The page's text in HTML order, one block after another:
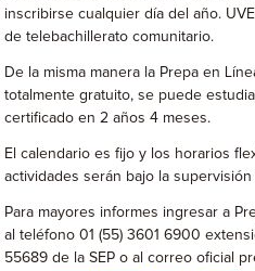
inscribirse cualquier día del año.
de telebachillerato comunitario.
De la misma manera la Prepa en
totalmente gratuito, se puede
certificado en 2 años 4 meses.
El calendario es fijo y los horarios
actividades serán bajo la
Para mayores informes ingresar a
al teléfono 01 (55) 3601 6900
55689 de la SEP o al correo oficial